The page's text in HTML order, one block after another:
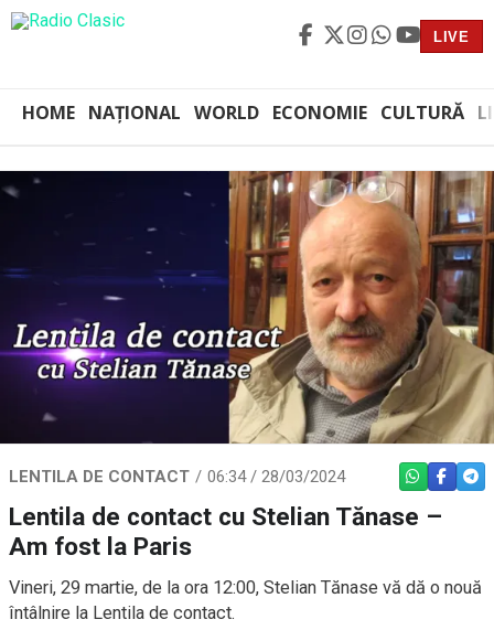
LIVE
HOME NAȚIONAL WORLD ECONOMIE CULTURĂ
LENTILA DE CONTACT 06:34 / 28/03/2024 WHATSAPP
Lentila de contact cu Stelian Tănase –
Am fost la Paris
Vineri, 29 martie, de la ora 12:00, Stelian Tănase vă dă o nouă
întâlnire la Lentila de contact.